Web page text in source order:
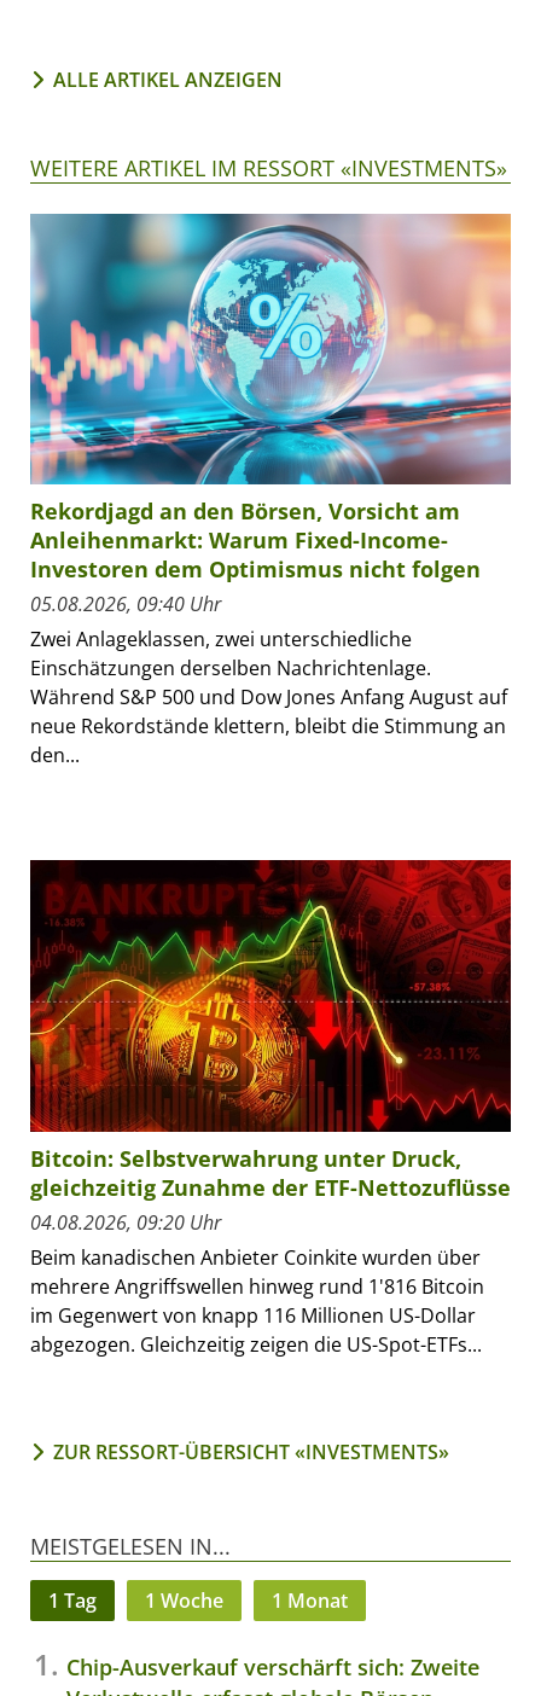
ALLE ARTIKEL ANZEIGEN
WEITERE ARTIKEL IM RESSORT «INVESTMENTS»
Rekordjagd an den Börsen, Vorsicht am
Anleihenmarkt: Warum Fixed-Income-
Investoren dem Optimismus nicht folgen
05.08.2026, 09:40 Uhr
Zwei Anlageklassen, zwei unterschiedliche
Einschätzungen derselben Nachrichtenlage.
Während S&P 500 und Dow Jones Anfang August auf
neue Rekordstände klettern, bleibt die Stimmung an
den...
Bitcoin: Selbstverwahrung unter Druck,
gleichzeitig Zunahme der ETF-Nettozuflüsse
04.08.2026, 09:20 Uhr
Beim kanadischen Anbieter Coinkite wurden über
mehrere Angriffswellen hinweg rund 1'816 Bitcoin
im Gegenwert von knapp 116 Millionen US-Dollar
abgezogen. Gleichzeitig zeigen die US-Spot-ETFs...
ZUR RESSORT-ÜBERSICHT «INVESTMENTS»
MEISTGELESEN IN...
1 Tag 1 Woche 1 Monat
Chip-Ausverkauf verschärft sich: Zweite